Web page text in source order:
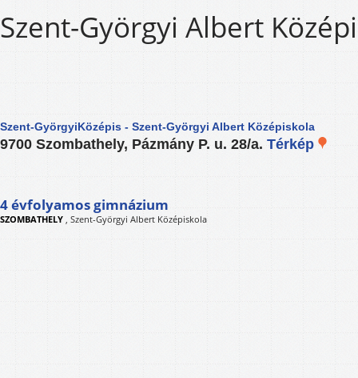
Szent-Györgyi Albert
Szent-GyörgyiKözépis - Szent-Györgyi Albert Középiskola
9700 Szombathely, Pázmány P. u. 28/a. Térkép
4 évfolyamos gimnázium
SZOMBATHELY Szent-Györgyi Albert Középiskola